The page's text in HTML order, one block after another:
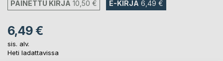
PAINETTU KIRJA 10,50 € E-KIRJA 6,49 €
6,49 €
sis. alv.
Heti ladattavissa